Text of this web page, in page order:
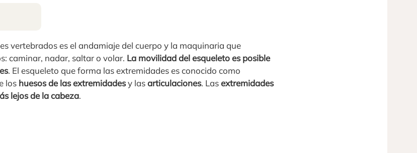
vertebrados es el andamiaje del cuerpo y la maquinaria que
caminar, nadar, saltar o volar. La movilidad del esqueleto es posible
. El esqueleto que forma las extremidades es conocido como
los huesos de las extremidadesy lasarticulaciones. Lasextremidades
lejos de la cabeza.